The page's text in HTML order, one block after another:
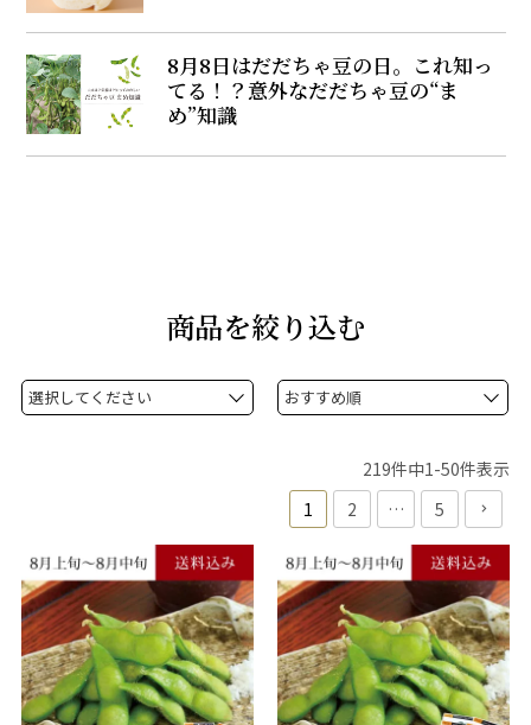
8月8日はだだちゃ豆の日。これ知っ
てる！？意外なだだちゃ豆の“ま
め”知識
商品を絞り込む
219件中1-50件表示
1
2 … 5